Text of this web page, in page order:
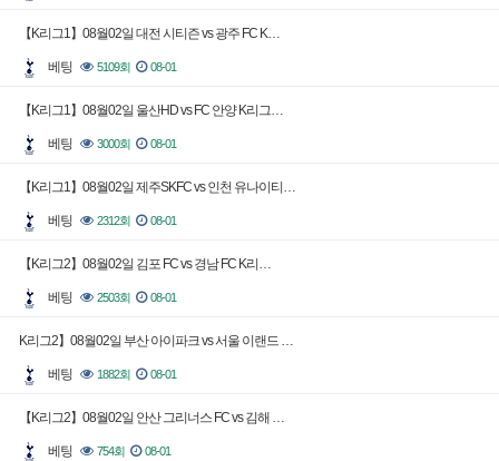
【K리그1】08월02일 대전 시티즌 vs 광주 FC K…
베팅 5109회 08-01
【K리그1】08월02일 울산HD vs FC 안양 K리그…
베팅 3000회 08-01
【K리그1】08월02일 제주SKFC vs 인천 유나이티…
베팅 2312회 08-01
【K리그2】08월02일 김포 FC vs 경남 FC K리…
베팅 2503회 08-01
K리그2】08월02일 부산 아이파크 vs 서울 이랜드 …
베팅 1882회 08-01
【K리그2】08월02일 안산 그리너스 FC vs 김해 …
베팅 754회 08-01